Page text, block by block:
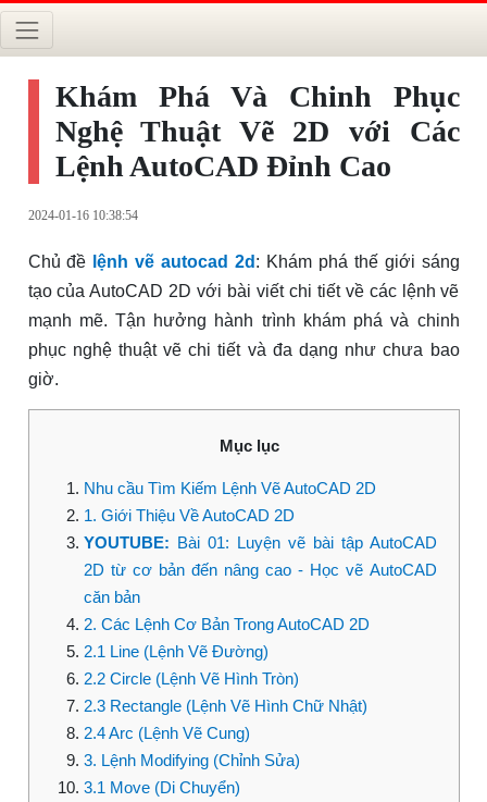
Khám Phá Và Chinh Phục
Nghệ Thuật Vẽ 2D với Các
Lệnh AutoCAD Đỉnh Cao
2024-01-16 10:38:54
Chủ đề lệnh vẽ autocad 2d : Khám phá thế giới sáng
tạo của AutoCAD 2D với bài viết chi tiết về các lệnh vẽ
mạnh mẽ. Tận hưởng hành trình khám phá và chinh
phục nghệ thuật vẽ chi tiết và đa dạng như chưa bao
giờ.
Mục lục
Nhu cầu Tìm Kiếm Lệnh Vẽ AutoCAD 2D
1. Giới Thiệu Về AutoCAD 2D
YOUTUBE: Bài 01: Luyện vẽ bài tập AutoCAD
2D từ cơ bản đến nâng cao - Học vẽ AutoCAD
căn bản
2. Các Lệnh Cơ Bản Trong AutoCAD 2D
2.1 Line (Lệnh Vẽ Đường)
2.2 Circle (Lệnh Vẽ Hình Tròn)
2.3 Rectangle (Lệnh Vẽ Hình Chữ Nhật)
2.4 Arc (Lệnh Vẽ Cung)
3. Lệnh Modifying (Chỉnh Sửa)
3.1 Move (Di Chuyển)